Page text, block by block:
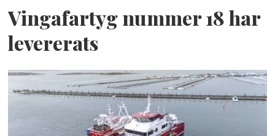
Vingafartyg nummer 18 har
levererats